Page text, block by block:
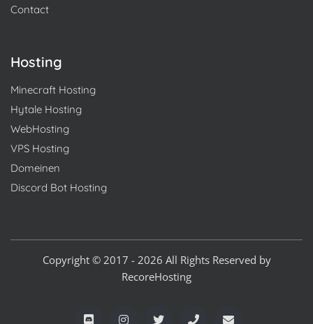
Contact
Hosting
Minecraft Hosting
Hytale Hosting
WebHosting
VPS Hosting
Domeinen
Discord Bot Hosting
Copyright © 2017 - 2026 All Rights Reserved by
RecoreHosting